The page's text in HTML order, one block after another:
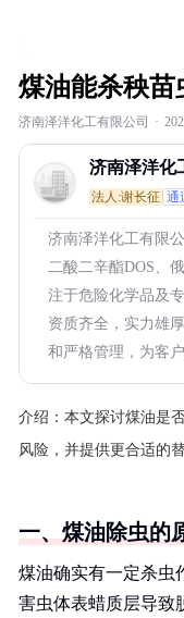
煤油能杀秧苗
济南泽洋化工有限公司 ·
济南泽洋化
法人:谢长征 通
济南泽洋化工有限
二酸二辛酯DOS、
注于危险化学品及
资质齐全，实力雄
和严格管理，为客
介绍： 本文探讨煤油是
风险，并提供更合适的
一、煤油除虫的
煤油确实有一定杀虫
害虫体表蜡质层导致